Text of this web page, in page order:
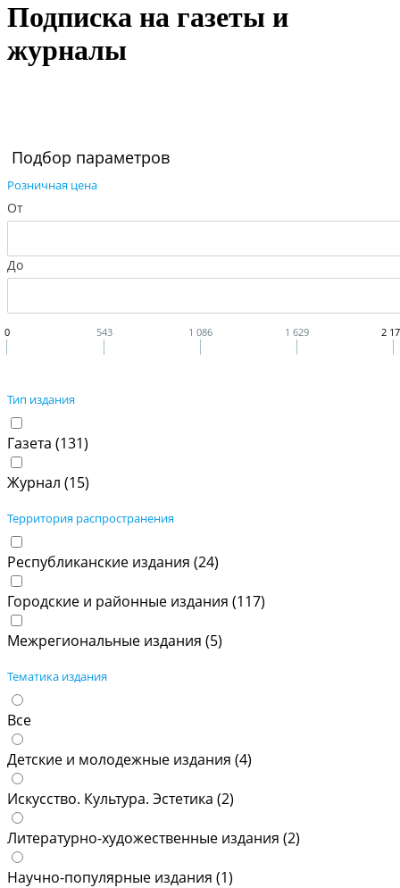
Подписка на газеты и
журналы
Подбор параметров
Розничная цена
От
До
0 543 1 086 1 629 2
Тип издания
Газета (131)
Журнал (15)
Территория распространения
Республиканские издания (24)
Городские и районные издания (117)
Межрегиональные издания (5)
Тематика издания
Все
Детские и молодежные издания (4)
Искусство. Культура. Эстетика (2)
Литературно-художественные издания (2)
Научно-популярные издания (1)